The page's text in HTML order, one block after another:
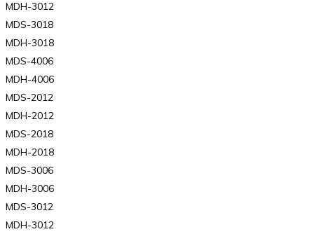
MDH-3012
MDS-3018
MDH-3018
MDS-4006
MDH-4006
MDS-2012
MDH-2012
MDS-2018
MDH-2018
MDS-3006
MDH-3006
MDS-3012
MDH-3012